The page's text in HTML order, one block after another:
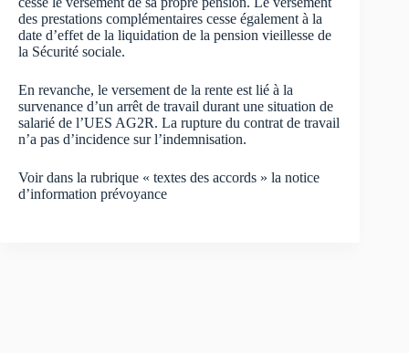
des prestations complémentaires cesse également à la
date d’effet de la liquidation de la pension vieillesse de
la Sécurité sociale.
En revanche, le versement de la rente est lié à la
survenance d’un arrêt de travail durant une situation de
salarié de l’UES AG2R. La rupture du contrat de travail
n’a pas d’incidence sur l’indemnisation.
Voir dans la rubrique « textes des accords » la notice
d’information prévoyance